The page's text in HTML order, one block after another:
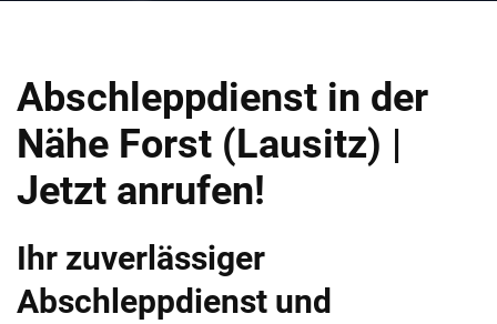
Abschleppdienst in der
Nähe Forst (Lausitz) |
Jetzt anrufen!
Ihr zuverlässiger
Abschleppdienst und